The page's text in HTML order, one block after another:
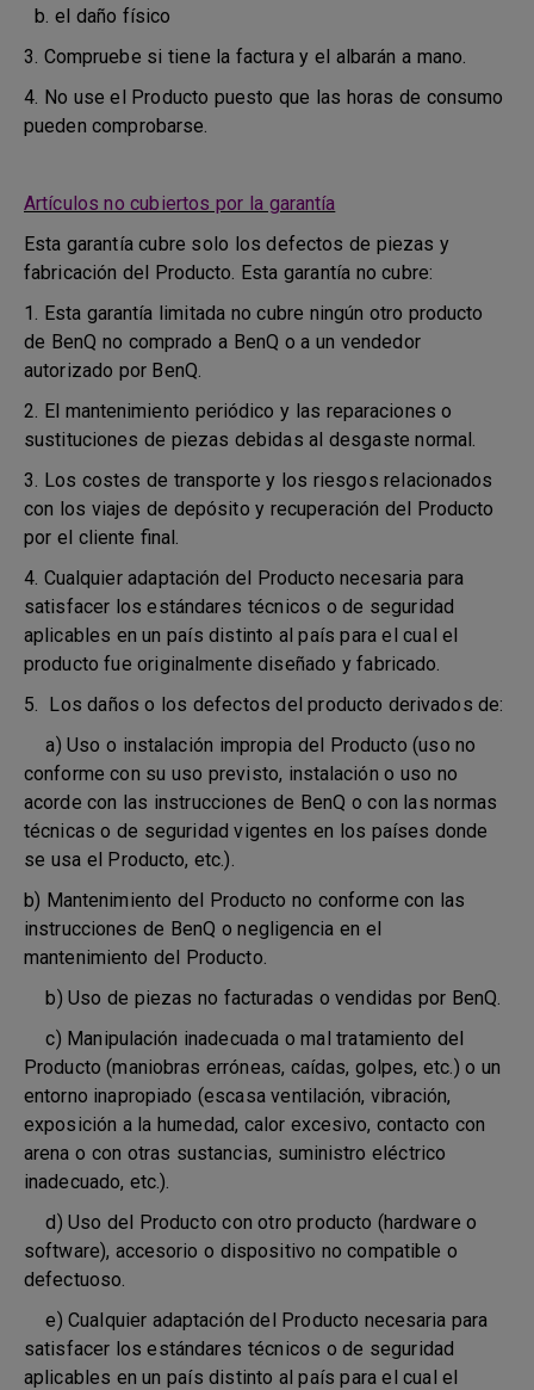
b. el daño físico
3. Compruebe si tiene la factura y el albarán a mano.
4. No use el Producto puesto que las horas de consumo
pueden comprobarse.
Artículos no cubiertos por la garantía
Esta garantía cubre solo los defectos de piezas y
fabricación del Producto. Esta garantía no cubre:
1. Esta garantía limitada no cubre ningún otro producto
de BenQ no comprado a BenQ o a un vendedor
autorizado por BenQ.
2. El mantenimiento periódico y las reparaciones o
sustituciones de piezas debidas al desgaste normal.
3. Los costes de transporte y los riesgos relacionados
con los viajes de depósito y recuperación del Producto
por el cliente final.
4. Cualquier adaptación del Producto necesaria para
satisfacer los estándares técnicos o de seguridad
aplicables en un país distinto al país para el cual el
producto fue originalmente diseñado y fabricado.
5. Los daños o los defectos del producto derivados de:
a) Uso o instalación impropia del Producto (uso no
conforme con su uso previsto, instalación o uso no
acorde con las instrucciones de BenQ o con las normas
técnicas o de seguridad vigentes en los países donde
se usa el Producto, etc.).
b) Mantenimiento del Producto no conforme con las
instrucciones de BenQ o negligencia en el
mantenimiento del Producto.
b) Uso de piezas no facturadas o vendidas por BenQ.
c) Manipulación inadecuada o mal tratamiento del
Producto (maniobras erróneas, caídas, golpes, etc.) o un
entorno inapropiado (escasa ventilación, vibración,
exposición a la humedad, calor excesivo, contacto con
arena o con otras sustancias, suministro eléctrico
inadecuado, etc.).
d) Uso del Producto con otro producto (hardware o
software), accesorio o dispositivo no compatible o
defectuoso.
e) Cualquier adaptación del Producto necesaria para
satisfacer los estándares técnicos o de seguridad
aplicables en un país distinto al país para el cual el